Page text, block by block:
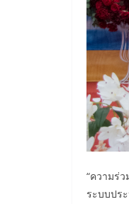
“ความร่
ระบบปร